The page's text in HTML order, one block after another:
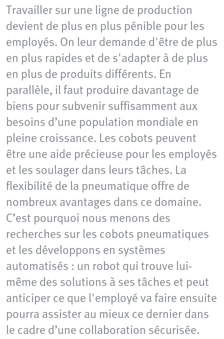
Travailler sur une ligne de production
devient de plus en plus pénible pour les
employés. On leur demande d'être de plus
en plus rapides et de s'adapter à de plus
en plus de produits différents. En
parallèle, il faut produire davantage de
biens pour subvenir suffisamment aux
besoins d’une population mondiale en
pleine croissance. Les cobots peuvent
être une aide précieuse pour les employés
et les soulager dans leurs tâches. La
flexibilité de la pneumatique offre de
nombreux avantages dans ce domaine.
C’est pourquoi nous menons des
recherches sur les cobots pneumatiques
et les développons en systèmes
automatisés : un robot qui trouve lui-
même des solutions à ses tâches et peut
anticiper ce que l'employé va faire ensuite
pourra assister au mieux ce dernier dans
le cadre d’une collaboration sécurisée.